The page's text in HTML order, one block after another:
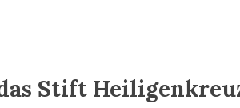
Stift